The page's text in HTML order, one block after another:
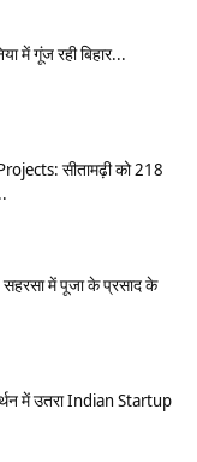
में गूंज रही बिहार...
सीतामढ़ी को 218
में पूजा के प्रसाद के
में उतरा Indian Startup